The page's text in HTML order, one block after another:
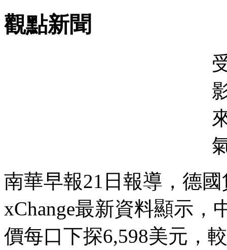
觀點新聞
南華早報21日報導，德
xChange最新資料顯示，
價每口下探6,598美元，